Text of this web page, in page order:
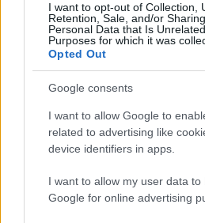
I want to opt-out of Collection,
Retention, Sale, and/or
Personal Data that Is
Purposes for which it was
Opted Out
Google consents
I want to allow Google to
related to advertising like
device identifiers in apps.
I want to allow my user data to
Google for online advertising